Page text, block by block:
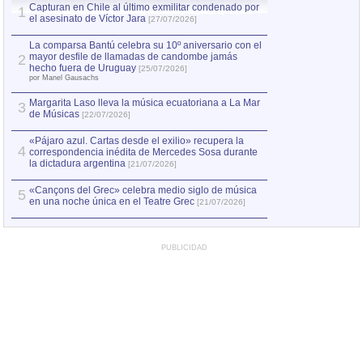
1 Capturan en Chile al último exmilitar condenado por
el asesinato de Víctor Jara [27/07/2026]
2
La comparsa Bantú celebra su 10º aniversario con el
mayor desfile de llamadas de candombe jamás
hecho fuera de Uruguay [25/07/2026]
por Manel Gausachs
3 Margarita Laso lleva la música ecuatoriana a La Mar
de Músicas [22/07/2026]
4
«Pájaro azul. Cartas desde el exilio» recupera la
correspondencia inédita de Mercedes Sosa durante
la dictadura argentina [21/07/2026]
5 «Cançons del Grec» celebra medio siglo de música
en una noche única en el Teatre Grec [21/07/2026]
PUBLICIDAD